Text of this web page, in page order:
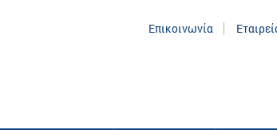
Επικοινωνία